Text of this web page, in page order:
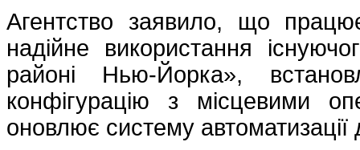
Агентство заявило, що
надійне використання
районі Нью-Йорка»,
конфігурацію з місцевими
оновлює систему автоматизації